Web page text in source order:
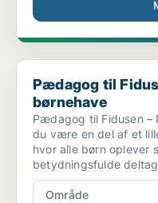
Pædagog til Fidusen -
Pædagog til
børnehave
Pædagog til Fidusen –
du være en del af et
hvor alle børn oplever
betydningsfulde
Område